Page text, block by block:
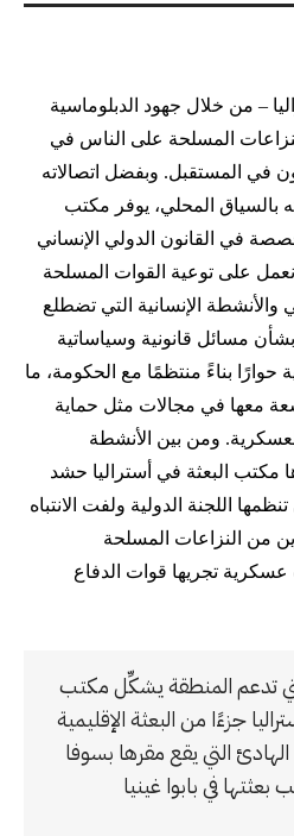
– من خلال جهود الدبلوماسية
المسلحة على الناس في
في المستقبل. وبفضل اتصالاته
بالسياق المحلي، يوفر مكتب
في القانون الدولي الإنساني
على توعية القوات المسلحة
والأنشطة الإنسانية التي تضطلع
بشأن مسائل قانونية وسياساتية
حوارًا بناءً منتظمًا مع الحكومة، ما
معها في مجالات مثل حماية
العسكرية. ومن بين الأنشطة
مكتب البعثة في أستراليا حشد
اللجنة الدولية ولفت الانتباه
من النزاعات المسلحة
تجريها قوات الدفاع
تدعم المنطقة يشكِّل مكتب
جزءًا من البعثة الإقليمية
التي يقع مقرها بسوفا
في بابوا غينيا